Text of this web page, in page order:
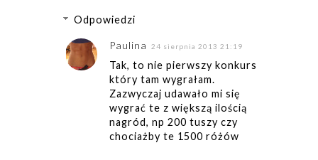
Odpowiedzi
Paulina 24 sierpnia 2013 21:19
Tak, to nie pierwszy konkurs
który tam wygrałam.
Zazwyczaj udawało mi się
wygrać te z większą ilością
nagród, np 200 tuszy czy
chociażby te 1500 różów